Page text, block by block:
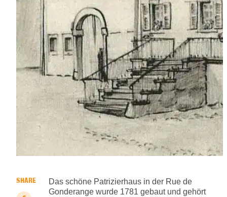
SHARE
Das schöne Patrizierhaus in der Rue de
Gonderange wurde 1781 gebaut und gehört